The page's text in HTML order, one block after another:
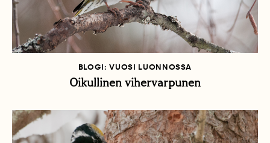
BLOGI: VUOSI LUONNOSSA
Oikullinen vihervarpunen